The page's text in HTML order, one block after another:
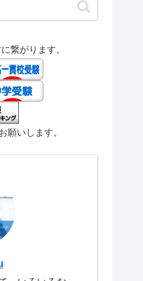
繋がります。
願いします。